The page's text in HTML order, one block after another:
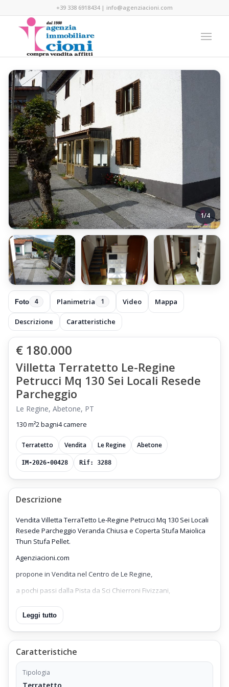
+39 338 6918434| info@agenziacioni.com
1/4
Foto 4 Planimetria 1 Video Mappa
Descrizione Caratteristiche
€ 180.000
Villetta Terratetto Le-Regine
Petrucci Mq 130 Sei Locali Resede
Parcheggio
Le Regine, Abetone, PT
130 m²2 bagni4 camere
Terratetto Vendita Le Regine Abetone
IM-2026-00428 Rif: 3288
Descrizione
Vendita Villetta TerraTetto Le-Regine Petrucci Mq 130 Sei Locali
Resede Parcheggio Veranda Chiusa e Coperta Stufa Maiolica
Thun Stufa Pellet.
Agenziacioni.com
propone in Vendita nel Centro de Le Regine,
a pochi passi dalla Pista da Sci Chierroni Fivizzani,
Villetta TerraTetto Le-Regine Petrucci Mq 130,
corredata di Resede ad uso giardino perimetrale di Mq 100,
sviluppato adiacente ai quattro lati della Villetta Terra-Tetto.
Prezzo di Vendita Euro 180.000 Trattabile.
Posizione della Villetta TerraTetto Le-Regine
Leggi tutto
Caratteristiche
Tipologia